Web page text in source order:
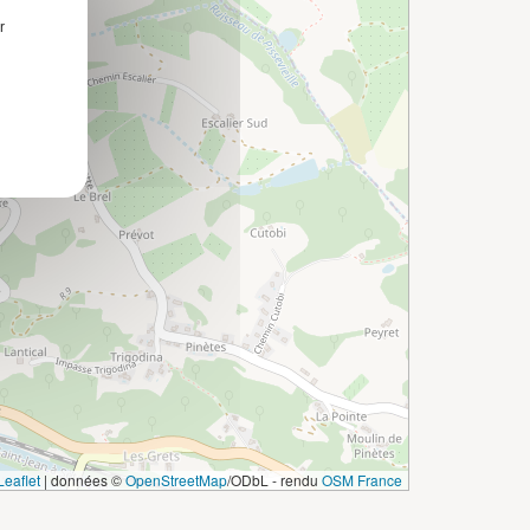
| données ©OpenStreetMap/ODbL - rendu OSM France